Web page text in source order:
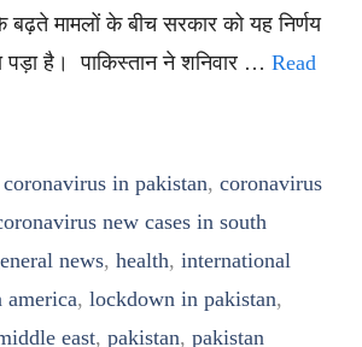
बढ़ते मामलों के बीच सरकार को यह निर्णय
पड़ा है। पाकिस्तान ने शनिवार … Read
coronavirus in pakistan, coronavirus
new cases in south
news, health, international
america, lockdown in pakistan,
east, pakistan, pakistan